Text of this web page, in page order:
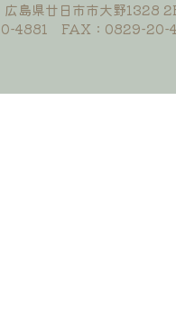
島県廿日市市大野1328
4881　FAX：0829-20-